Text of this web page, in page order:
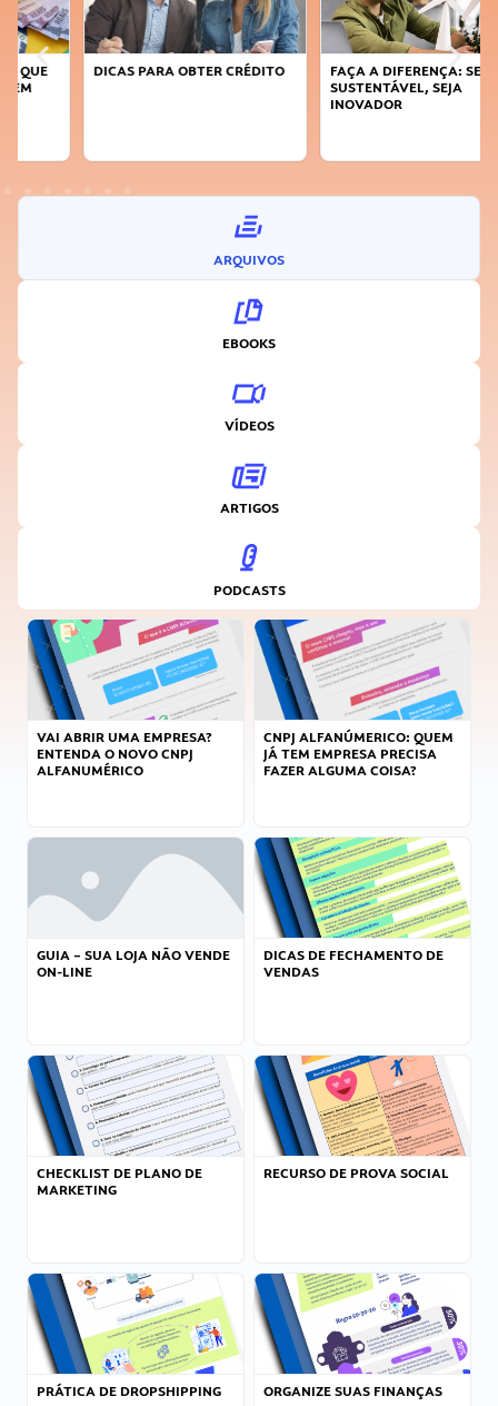
DICAS PARA OBTER CRÉDITO
FAÇA A DIFERENÇA: SEJA
SUSTENTÁVEL, SEJA
INOVADOR
ARQUIVOS
EBOOKS
VÍDEOS
ARTIGOS
PODCASTS
VAI ABRIR UMA EMPRESA?
ENTENDA O NOVO CNPJ
ALFANUMÉRICO
CNPJ ALFANÚMERICO: QUEM
JÁ TEM EMPRESA PRECISA
FAZER ALGUMA COISA?
GUIA – SUA LOJA NÃO VENDE
ON-LINE
DICAS DE FECHAMENTO DE
VENDAS
CHECKLIST DE PLANO DE
MARKETING
RECURSO DE PROVA SOCIAL
PRÁTICA DE DROPSHIPPING ORGANIZE SUAS FINANÇAS